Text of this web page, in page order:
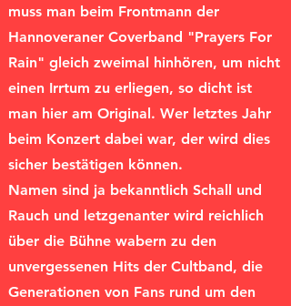
muss man beim Frontmann der
Hannoveraner Coverband "Prayers For
Rain" gleich zweimal hinhören, um nicht
einen Irrtum zu erliegen, so dicht ist
man hier am Original. Wer letztes Jahr
beim Konzert dabei war, der wird dies
sicher bestätigen können.
Namen sind ja bekanntlich Schall und
Rauch und letzgenanter wird reichlich
über die Bühne wabern zu den
unvergessenen Hits der Cultband, die
Generationen von Fans rund um den